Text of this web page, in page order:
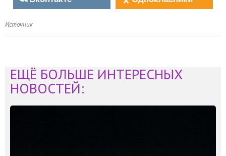
Источник
ЕЩЁ БОЛЬШЕ ИНТЕРЕСНЫХ
НОВОСТЕЙ: